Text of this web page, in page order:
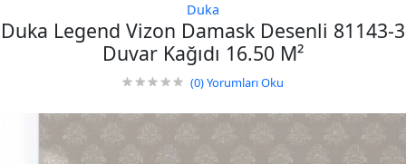
Duka
Duka Legend Vizon Damask Desenli 81143-3
Duvar Kağıdı 16.50 M²
(0)Yorumları Oku